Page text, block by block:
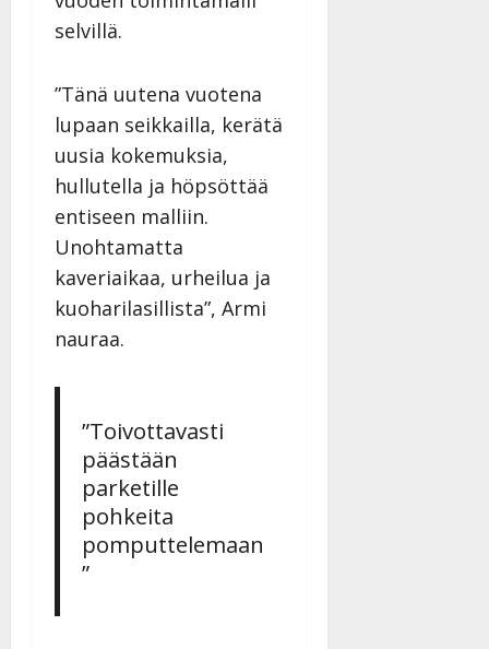
selvillä.
”Tänä uutena vuotena
lupaan seikkailla, kerätä
uusia kokemuksia,
hullutella ja höpsöttää
entiseen malliin.
Unohtamatta
kaveriaikaa, urheilua ja
kuoharilasillista”, Armi
nauraa.
”Toivottavasti
päästään
parketille
pohkeita
pomputtelemaan
”